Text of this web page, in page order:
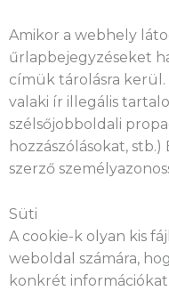
Amikor a webhely
űrlapbejegyzéseket
címük tárolásra kerül.
valaki ír illegális
szélsőjobboldali
hozzászólásokat,
szerző
Süti
A cookie-k olyan kis
weboldal számára,
konkrét